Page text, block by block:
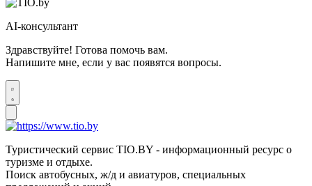
AI-консультант
Здравствуйте! Готова помочь вам.
Напишите мне, если у вас появятся вопросы.
Туристический сервис TIO.BY - информационный ресурс о
туризме и отдыхе.
Поиск автобусных, ж/д и авиатуров, специальных